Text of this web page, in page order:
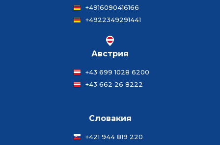
+4916090416166
+4922349291441
Австрия
+43 699 1028 6200
+43 662 26 8222
Словакия
+421 944 819 220